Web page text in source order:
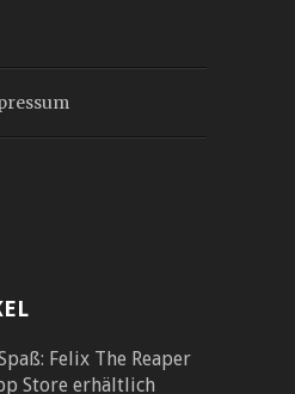
Felix The Reaper
Store erhältlich